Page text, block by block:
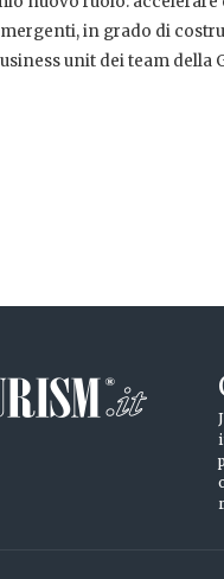
in grado di
unit dei team della